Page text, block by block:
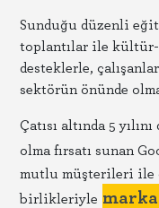
Sunduğu düzenli
toplantılar ile
desteklerle,
sektörün önünde
Çatısı altında 5
olma fırsatı sunan
mutlu müşterileri
birlikleriyle